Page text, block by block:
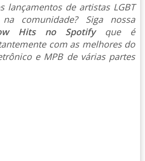
lançamentos de artistas LGBT
comunidade? Siga nossa
Hits no Spotify que é
com as melhores do
e MPB de várias partes